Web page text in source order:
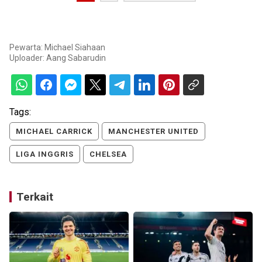
Pewarta: Michael Siahaan
Uploader: Aang Sabarudin
Tags:
MICHAEL CARRICK MANCHESTER UNITED
LIGA INGGRIS CHELSEA
Terkait